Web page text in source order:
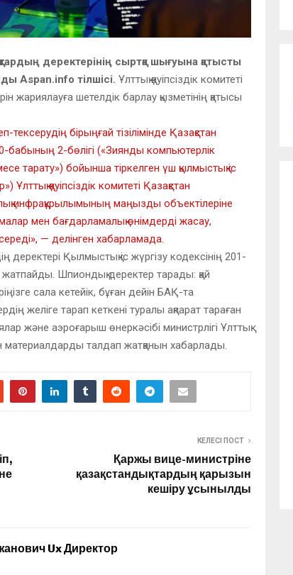
деректерінің сыртқа шығуына қатысты
Aspan.info тілшісі. Ұлттық қауіпсіздік комитеті
жариялауға шетелдік барлау қызметінің қатысы
тексерудің бірыңғай тізілімінде Қазақстан
бабының 2-бөлігі («Зиянды компьютерлік
тарату») бойынша тіркелген үш қылмыстық іс
қауіпсіздік комитеті Қазақстан
инфрақұрылымының маңызды объектілеріне
мен бағдарламалық өнімдерді жасау,
— делінген хабарламада.
деректері Қылмыстық іс жүргізу кодексінің 201-
Шпиондық деректер тарады: қай
сала кетейік, бұған дейін БАҚ-та
желіге тарап кеткені туралы ақпарат тараған
және аэроғарыш өнеркәсібі министрлігі Ұлттық
материалдарды талдап жатқанын хабарлады.
КЕЛЕСІ ПОСТ
Қаржы вице-министріне
қазақстандықтардың қарызын
кешіру ұсынылды
Ux Директор